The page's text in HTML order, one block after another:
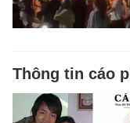
Thông tin cáo